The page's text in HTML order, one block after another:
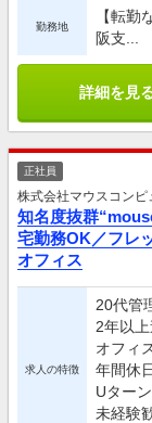
勤務地
【転
阪支...
詳細を見
正社員
株式会社マウスコンピ
知名度抜群
宅勤務OK／フレ
オフィス
求人の特徴
20代管
2年以
オフィ
年間休
Uター
未経験